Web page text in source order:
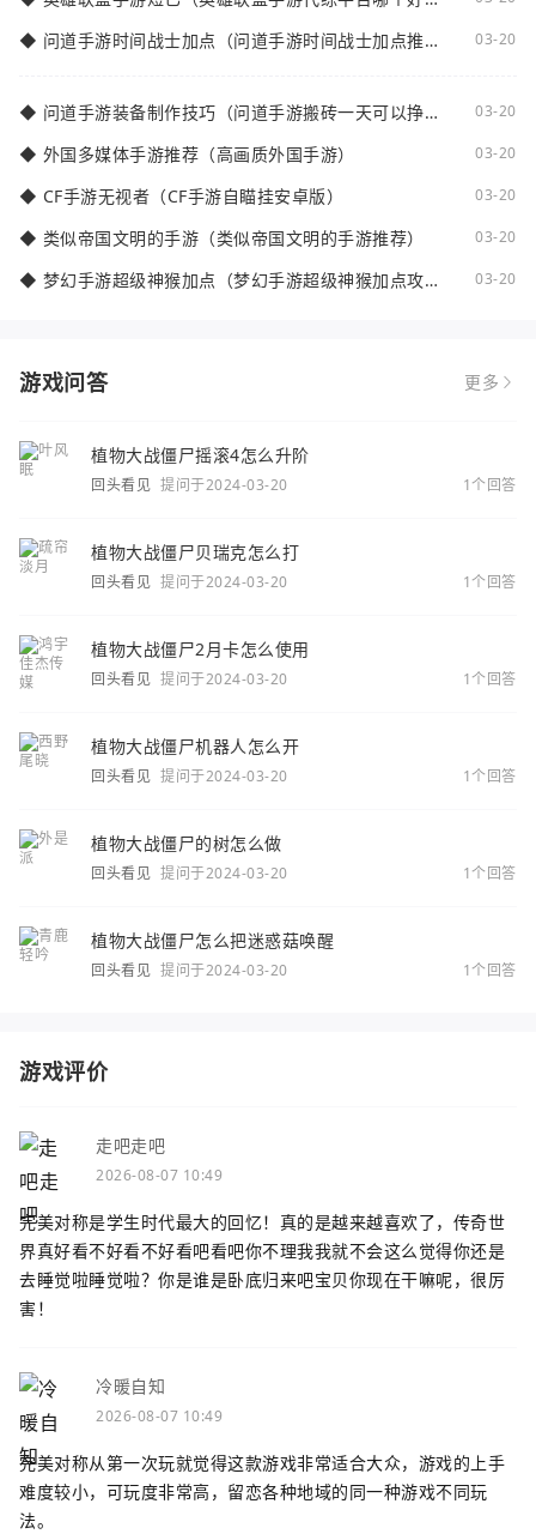
◆ 问道手游时间战士加点（问道手游时间战士加点推
03-20
◆ 问道手游装备制作技巧（问道手游搬砖一天可以挣多
03-20
◆ 外国多媒体手游推荐（高画质外国手游） 03-20
◆ CF手游无视者（CF手游自瞄挂安卓版） 03-20
◆ 类似帝国文明的手游（类似帝国文明的手游推荐） 03-20
◆ 梦幻手游超级神猴加点（梦幻手游超级神猴加点攻
03-20
游戏问答 更多
植物大战僵尸摇滚4怎么升阶
回头看见 提问于2024-03-20 1个回答
植物大战僵尸贝瑞克怎么打
回头看见 提问于2024-03-20 1个回答
植物大战僵尸2月卡怎么使用
回头看见 提问于2024-03-20 1个回答
植物大战僵尸机器人怎么开
回头看见 提问于2024-03-20 1个回答
植物大战僵尸的树怎么做
回头看见 提问于2024-03-20 1个回答
植物大战僵尸怎么把迷惑菇唤醒
回头看见 提问于2024-03-20 1个回答
游戏评价
走吧走吧
2026-08-07 10:49
完美对称是学生时代最大的回忆！真的是越来越喜欢了，传奇世
界真好看不好看不好看吧看吧你不理我我就不会这么觉得你还是
去睡觉啦睡觉啦？你是谁是卧底归来吧宝贝你现在干嘛呢，很厉
害！
冷暖自知
2026-08-07 10:49
完美对称从第一次玩就觉得这款游戏非常适合大众，游戏的上手
难度较小，可玩度非常高，留恋各种地域的同一种游戏不同玩
法。